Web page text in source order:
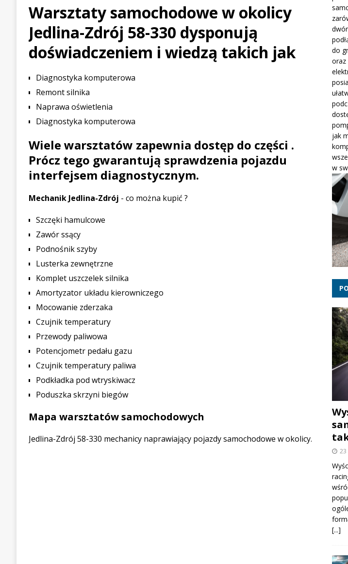
[ 21 lipca 2026 ] Palou wygrywa IndyCar w Nashville i ucieka w
WYŚCIGOWE
Kia Sportage – osiągi, wersje silnikowe i pierwsze
PIERWSZE JAZDY
Warsztaty samochodowe w okolicy
Jedlina-Zdrój 58-330 dysponują
doświadczeniem i wiedzą takich jak
Diagnostyka komputerowa
Remont silnika
Naprawa oświetlenia
Diagnostyka komputerowa
Wiele warsztatów zapewnia dostęp do części .
Prócz tego gwarantują sprawdzenia pojazdu
interfejsem diagnostycznym.
Mechanik Jedlina-Zdrój - co można kupić ?
Szczęki hamulcowe
Zawór ssący
Podnośnik szyby
Lusterka zewnętrzne
Komplet uszczelek silnika
Amortyzator układu kierowniczego
Mocowanie zderzaka
Czujnik temperatury
Przewody paliwowa
Potencjometr pedału gazu
Czujnik temperatury paliwa
Podkładka pod wtryskiwacz
Poduszka skrzyni biegów
Mapa warsztatów samochodowych
Jedlina-Zdrój 58-330 mechanicy naprawiający pojazdy samochodowe w okolicy.
do
oraz
jak
w
[...]